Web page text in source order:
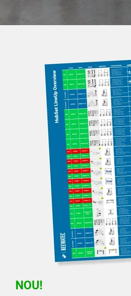
Whiteboard
Stație FIFO
PREZENTARE GENERALĂ
NOU!